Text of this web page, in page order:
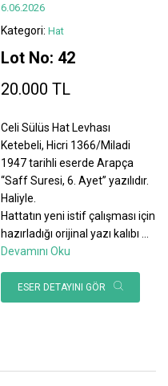
6.06.2026
Kategori: Hat
Lot No: 42
20.000 TL
Celi Sülüs Hat Levhası
Ketebeli, Hicri 1366/Miladi
1947 tarihli eserde Arapça
“Saff Suresi, 6. Ayet” yazılıdır.
Haliyle.
Hattatın yeni istif çalışması için
hazırladığı orijinal yazı kalıbı
Devamını Oku
ESER DETAYINI GÖR